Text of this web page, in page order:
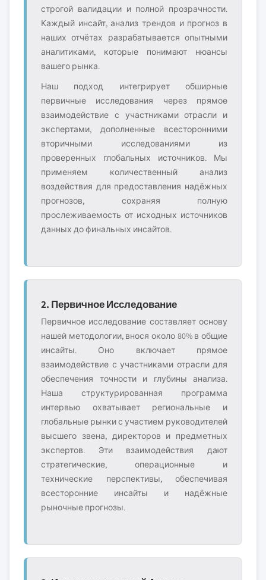
строгой валидации и полной прозрачности.
Каждый инсайт, анализ трендов и прогноз в
наших отчётах разрабатывается опытными
аналитиками, которые понимают нюансы
вашего рынка.
Наш подход интегрирует обширные
первичные исследования через прямое
взаимодействие с участниками отрасли и
экспертами, дополненные всесторонними
вторичными исследованиями из
проверенных глобальных источников. Мы
применяем количественный анализ
воздействия для предоставления надёжных
прогнозов, сохраняя полную
прослеживаемость от исходных источников
данных до финальных инсайтов.
2. Первичное Исследование
Первичное исследование составляет основу
нашей методологии, внося около 80% в общие
инсайты. Оно включает прямое
взаимодействие с участниками отрасли для
обеспечения точности и глубины анализа.
Наша структурированная программа
интервью охватывает региональные и
глобальные рынки с участием руководителей
высшего звена, директоров и предметных
экспертов. Эти взаимодействия дают
стратегические, операционные и
технические перспективы, обеспечивая
всесторонние инсайты и надёжные
рыночные прогнозы.